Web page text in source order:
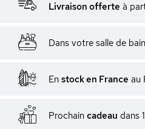
Livraison offerte à
Dans votre salle de bain
En stock en France au
Prochain cadeau dans